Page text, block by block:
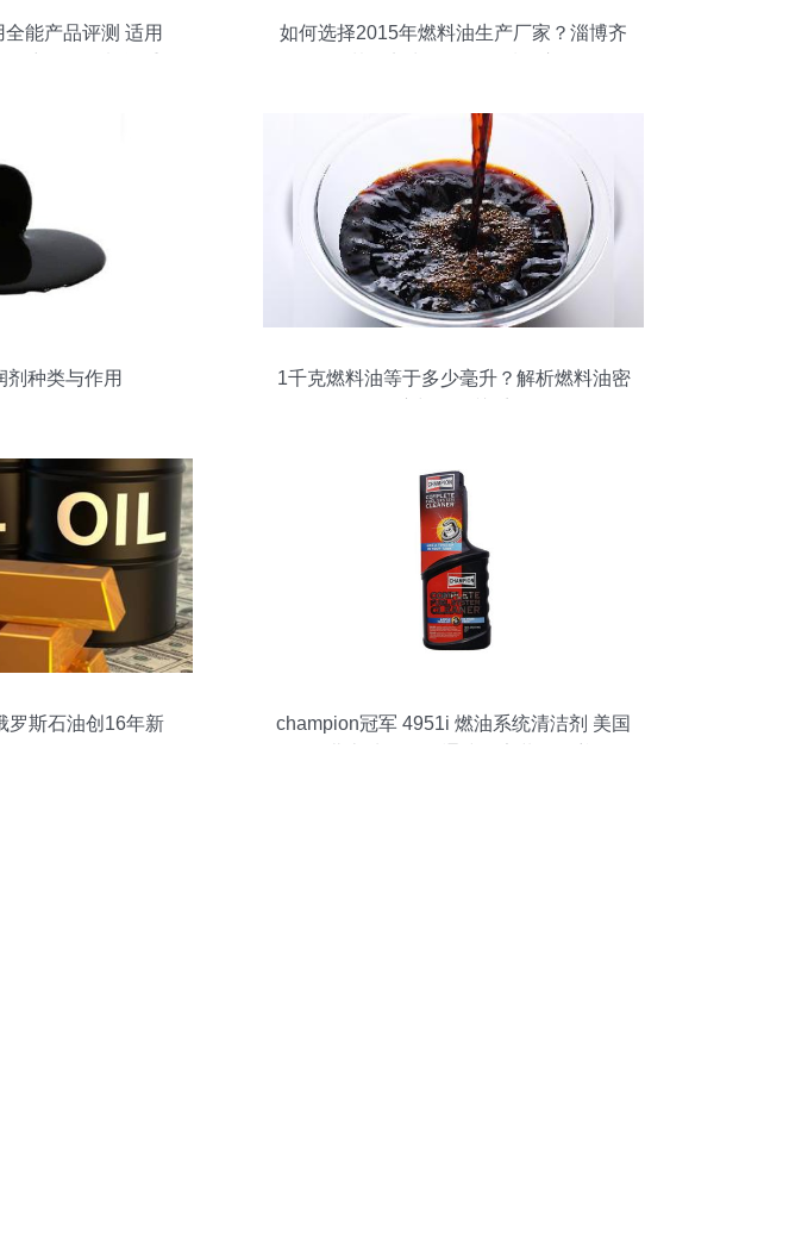
能产品评测 适用
如何选择2015年燃料油生产厂家？淄博齐
剂种类与作用
1千克燃料油等于多少毫升？解析燃料油密
罗斯石油创16年新
champion冠军 4951i 燃油系统清洁剂 美国